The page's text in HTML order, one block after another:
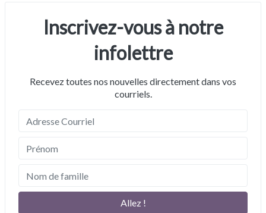
Inscrivez-vous à notre
infolettre
Recevez toutes nos nouvelles directement dans vos
courriels.